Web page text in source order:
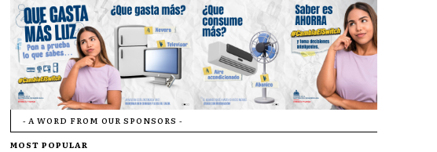
- A WORD FROM OUR SPONSORS -
MOST POPULAR